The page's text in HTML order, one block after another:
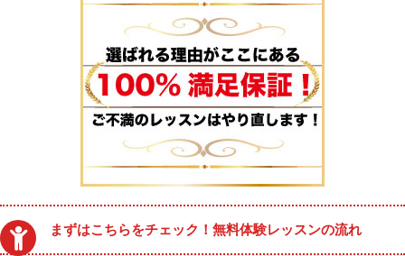
まずはこちらをチェック！無料体験レッスンの流れ